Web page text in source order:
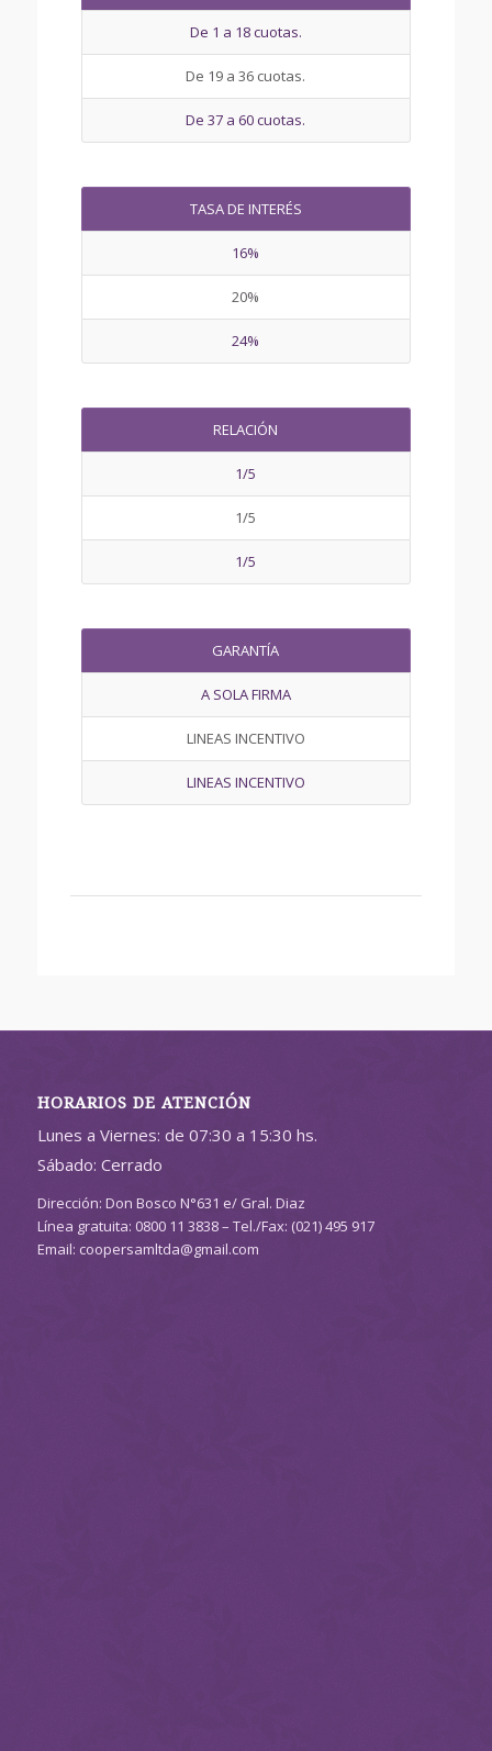
De 1 a 18 cuotas.
De 19 a 36 cuotas.
De 37 a 60 cuotas.
TASA DE INTERÉS
16%
20%
24%
RELACIÓN
1/5
1/5
1/5
GARANTÍA
A SOLA FIRMA
LINEAS INCENTIVO
LINEAS INCENTIVO
HORARIOS DE ATENCIÓN
Lunes a Viernes: de 07:30 a 15:30 hs.
Sábado: Cerrado
Dirección: Don Bosco N°631 e/ Gral. Diaz
Línea gratuita: 0800 11 3838 – Tel./Fax: (021) 495 917
Email: coopersamltda@gmail.com